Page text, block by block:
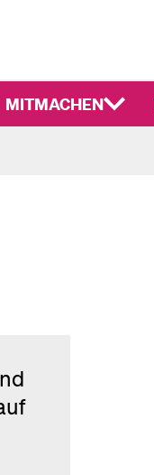
MITMACHEN